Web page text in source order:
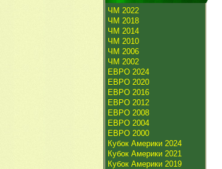
ЧМ 2022
ЧМ 2018
ЧМ 2014
ЧМ 2010
ЧМ 2006
ЧМ 2002
ЕВРО 2024
ЕВРО 2020
ЕВРО 2016
ЕВРО 2012
ЕВРО 2008
ЕВРО 2004
ЕВРО 2000
Кубок Америки 2024
Кубок Америки 2021
Кубок Америки 2019